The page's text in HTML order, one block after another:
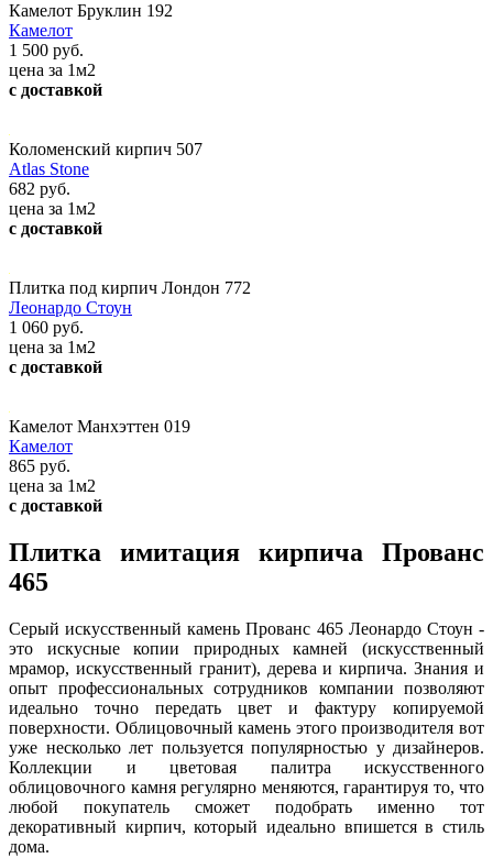
Камелот Бруклин 192
Камелот
1 500 руб.
цена за 1м2
с доставкой
Коломенский кирпич 507
Atlas Stone
682 руб.
цена за 1м2
с доставкой
Плитка под кирпич Лондон 772
Леонардо Стоун
1 060 руб.
цена за 1м2
с доставкой
Камелот Манхэттен 019
Камелот
865 руб.
цена за 1м2
с доставкой
Плитка имитация кирпича Прованс
465
Серый искусственный камень Прованс 465 Леонардо Стоун -
это искусные копии природных камней (искусственный
мрамор, искусственный гранит), дерева и кирпича. Знания и
опыт профессиональных сотрудников компании позволяют
идеально точно передать цвет и фактуру копируемой
поверхности. Облицовочный камень этого производителя вот
уже несколько лет пользуется популярностью у дизайнеров.
Коллекции и цветовая палитра искусственного
облицовочного камня регулярно меняются, гарантируя то, что
любой покупатель сможет подобрать именно тот
декоративный кирпич, который идеально впишется в стиль
дома.